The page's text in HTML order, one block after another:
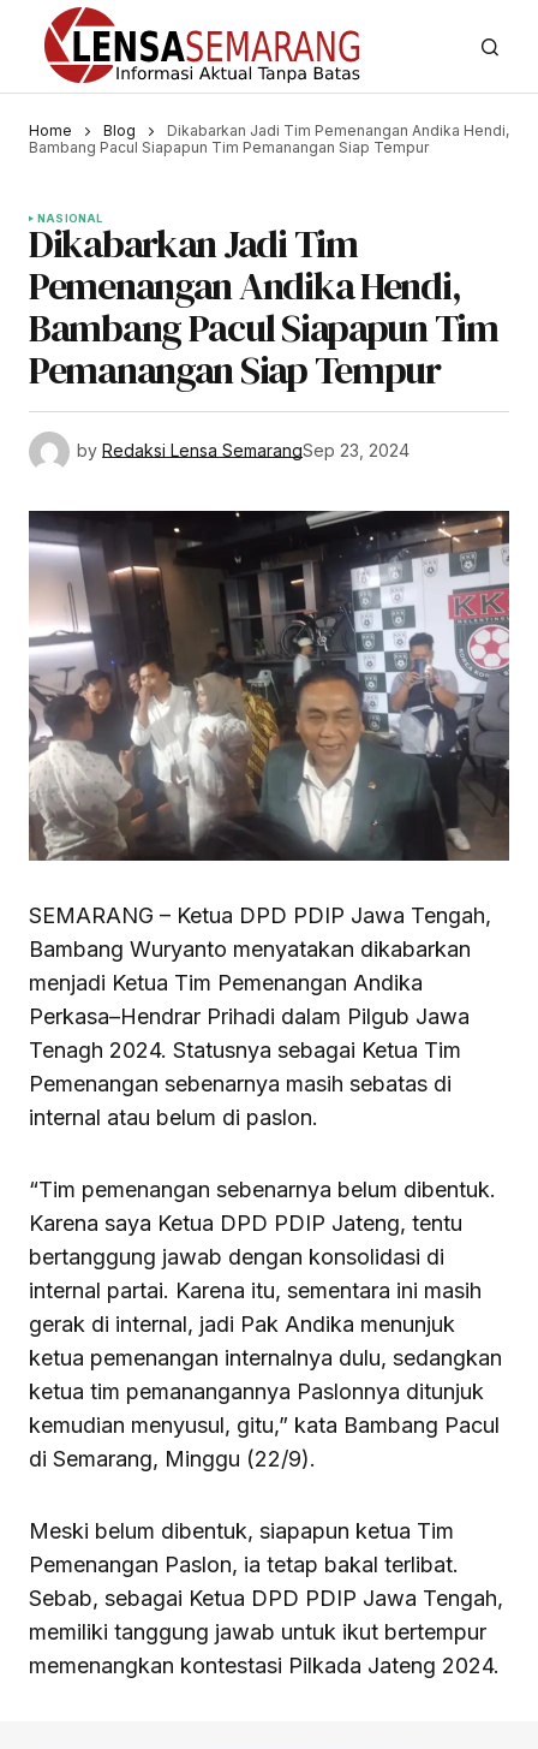
Home Blog
Dikabarkan Jadi Tim Pemenangan Andika Hendi,
Bambang Pacul Siapapun Tim Pemanangan Siap Tempur
NASIONAL
Dikabarkan Jadi Tim
Pemenangan Andika Hendi,
Bambang Pacul Siapapun Tim
Pemanangan Siap Tempur
by Redaksi Lensa SemarangSep 23, 2024
SEMARANG – Ketua DPD PDIP Jawa Tengah,
Bambang Wuryanto menyatakan dikabarkan
menjadi Ketua Tim Pemenangan Andika
Perkasa–Hendrar Prihadi dalam Pilgub Jawa
Tenagh 2024. Statusnya sebagai Ketua Tim
Pemenangan sebenarnya masih sebatas di
internal atau belum di paslon.
“Tim pemenangan sebenarnya belum dibentuk.
Karena saya Ketua DPD PDIP Jateng, tentu
bertanggung jawab dengan konsolidasi di
internal partai. Karena itu, sementara ini masih
gerak di internal, jadi Pak Andika menunjuk
ketua pemenangan internalnya dulu, sedangkan
ketua tim pemanangannya Paslonnya ditunjuk
kemudian menyusul, gitu,” kata Bambang Pacul
di Semarang, Minggu (22/9).
Meski belum dibentuk, siapapun ketua Tim
Pemenangan Paslon, ia tetap bakal terlibat.
Sebab, sebagai Ketua DPD PDIP Jawa Tengah,
memiliki tanggung jawab untuk ikut bertempur
memenangkan kontestasi Pilkada Jateng 2024.